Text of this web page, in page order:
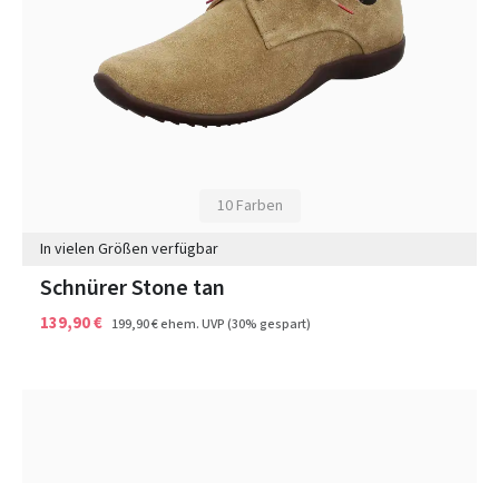
10 Farben
In vielen Größen verfügbar
Schnürer Stone tan
139,90 € 199,90 €ehem. UVP(30% gespart)